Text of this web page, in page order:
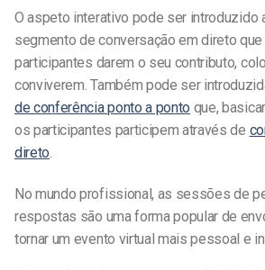
O aspeto interativo pode ser introduzido
segmento de conversação em direto
participantes darem o seu contributo,
conviverem. Também pode ser
de conferência ponto a ponto que,
os participantes participem através de
direto.
No mundo profissional, as sessões de
respostas são uma forma popular de
tornar um evento virtual mais pessoal e